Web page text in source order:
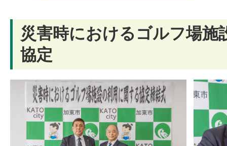
災害時におけるゴルフ場施
協定